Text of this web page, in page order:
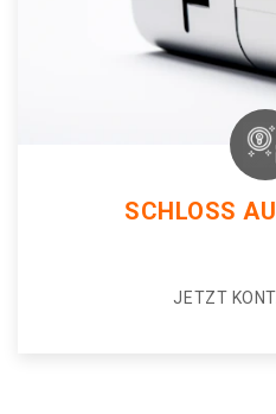
SCHLOSS
JETZT